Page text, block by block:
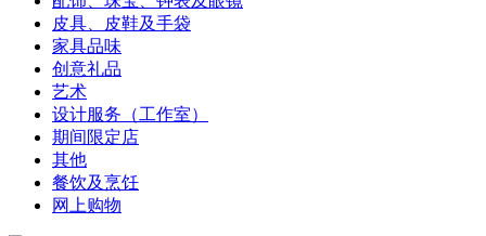
皮具、皮鞋及手袋
家具品味
创意礼品
艺术
设计服务（工作室）
期间限定店
其他
餐饮及烹饪
网上购物